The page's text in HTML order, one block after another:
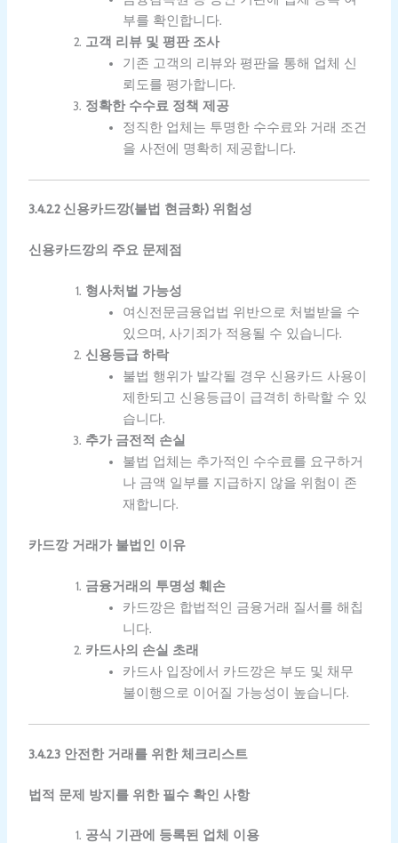
부를 확인합니다.
고객 리뷰 및 평판 조사
기존 고객의 리뷰와 평판을 통해 업체 신
뢰도를 평가합니다.
정확한 수수료 정책 제공
정직한 업체는 투명한 수수료와 거래 조건
을 사전에 명확히 제공합니다.
3.4.2.2 신용카드깡(불법 현금화) 위험성
신용카드깡의 주요 문제점
형사처벌 가능성
여신전문금융업법 위반으로 처벌받을 수
있으며, 사기죄가 적용될 수 있습니다.
신용등급 하락
불법 행위가 발각될 경우 신용카드 사용이
제한되고 신용등급이 급격히 하락할 수 있
습니다.
추가 금전적 손실
불법 업체는 추가적인 수수료를 요구하거
나 금액 일부를 지급하지 않을 위험이 존
재합니다.
카드깡 거래가 불법인 이유
금융거래의 투명성 훼손
카드깡은 합법적인 금융거래 질서를 해칩
니다.
카드사의 손실 초래
카드사 입장에서 카드깡은 부도 및 채무
불이행으로 이어질 가능성이 높습니다.
3.4.2.3 안전한 거래를 위한 체크리스트
법적 문제 방지를 위한 필수 확인 사항
공식 기관에 등록된 업체 이용